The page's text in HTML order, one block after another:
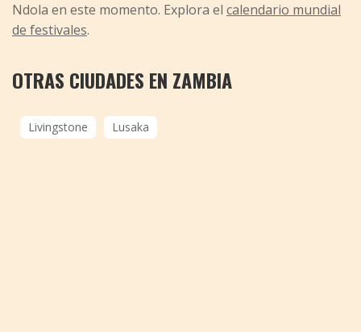
Ndola en este momento. Explora el calendario mundial
de festivales.
OTRAS CIUDADES EN ZAMBIA
Livingstone Lusaka